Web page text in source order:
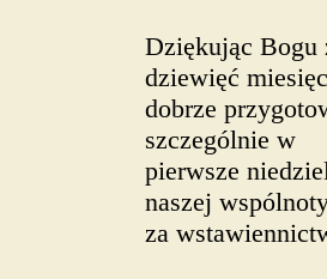
Dziękując Bogu
dziewięć
dobrze
szczególnie w
pierwsze
naszej
za